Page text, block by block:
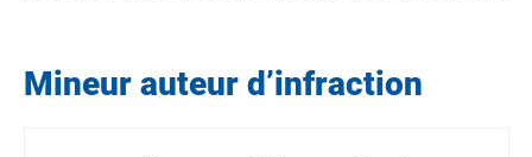
Mineur auteur d’infraction